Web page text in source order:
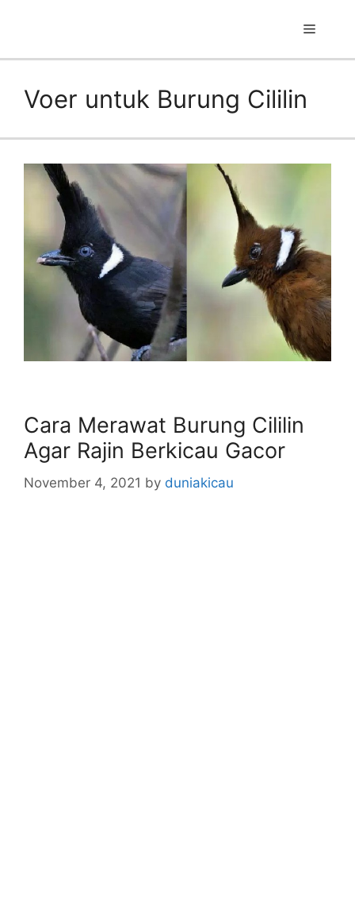
Menu
Voer untuk Burung Cililin
Cara Merawat Burung Cililin
Agar Rajin Berkicau Gacor
November 4, 2021 by duniakicau